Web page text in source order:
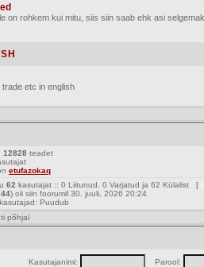
on rohkem kui mitu, siis siin saab ehk asi
etc in english
12828 teadet
etufazokaq
62 kasutajat :: 0 Liitunud, 0 Varjatud ja 62 Külalist [
) oli siin foorumil 30. juuli, 2026 20:24
Puudub
põhjal
Kasutajanimi: Parool: